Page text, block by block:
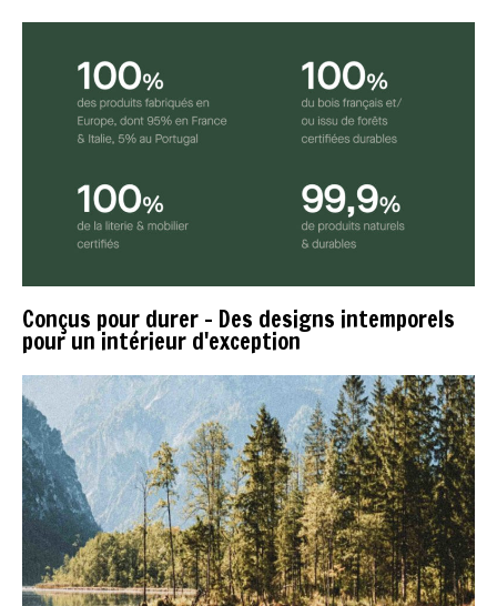
Conçus pour durer - Des designs intemporels
pour un intérieur d'exception